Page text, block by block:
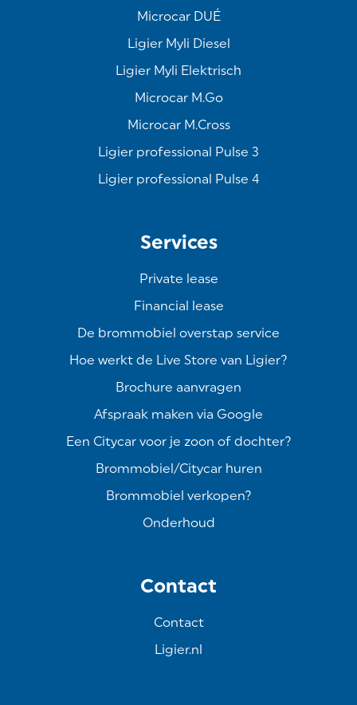
Microcar DUÉ
Ligier Myli Diesel
Ligier Myli Elektrisch
Microcar M.Go
Microcar M.Cross
Ligier professional Pulse 3
Ligier professional Pulse 4
Services
Private lease
Financial lease
De brommobiel overstap service
Hoe werkt de Live Store van Ligier?
Brochure aanvragen
Afspraak maken via Google
Een Citycar voor je zoon of dochter?
Brommobiel/Citycar huren
Brommobiel verkopen?
Onderhoud
Contact
Contact
Ligier.nl